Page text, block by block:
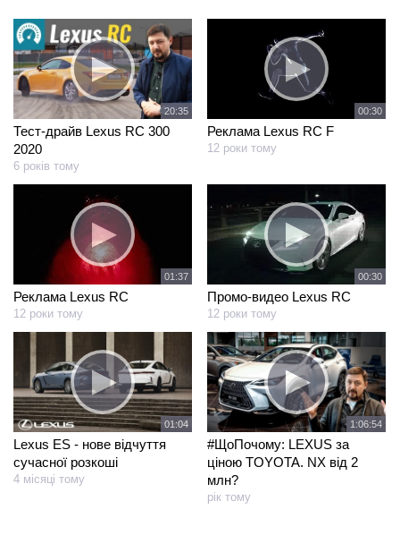
20:35
Тест-драйв Lexus RC 300
2020
6 років тому
00:30
Реклама Lexus RC F
12 роки тому
01:37
Реклама Lexus RC
12 роки тому
00:30
Промо-видео Lexus RC
12 роки тому
01:04
Lexus ES - нове відчуття
сучасної розкоші
4 місяці тому
1:06:54
#ЩоПочому: LEXUS за
ціною TOYOTA. NX від 2
млн?
рік тому